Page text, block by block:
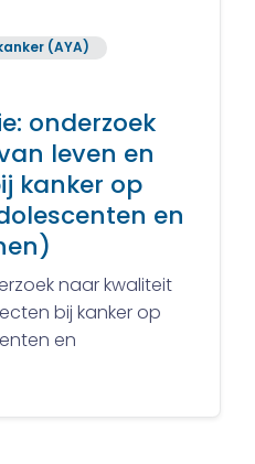
(AYA)
onderzoek
leven en
kanker op
en
naar kwaliteit
bij kanker op
en